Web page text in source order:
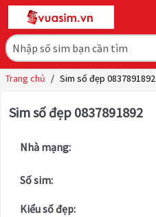
Trang chủ / Sim số đẹp 0837891892
Sim số đẹp 0837891892
Nhà mạng:
Số sim:
Kiểu số đẹp: